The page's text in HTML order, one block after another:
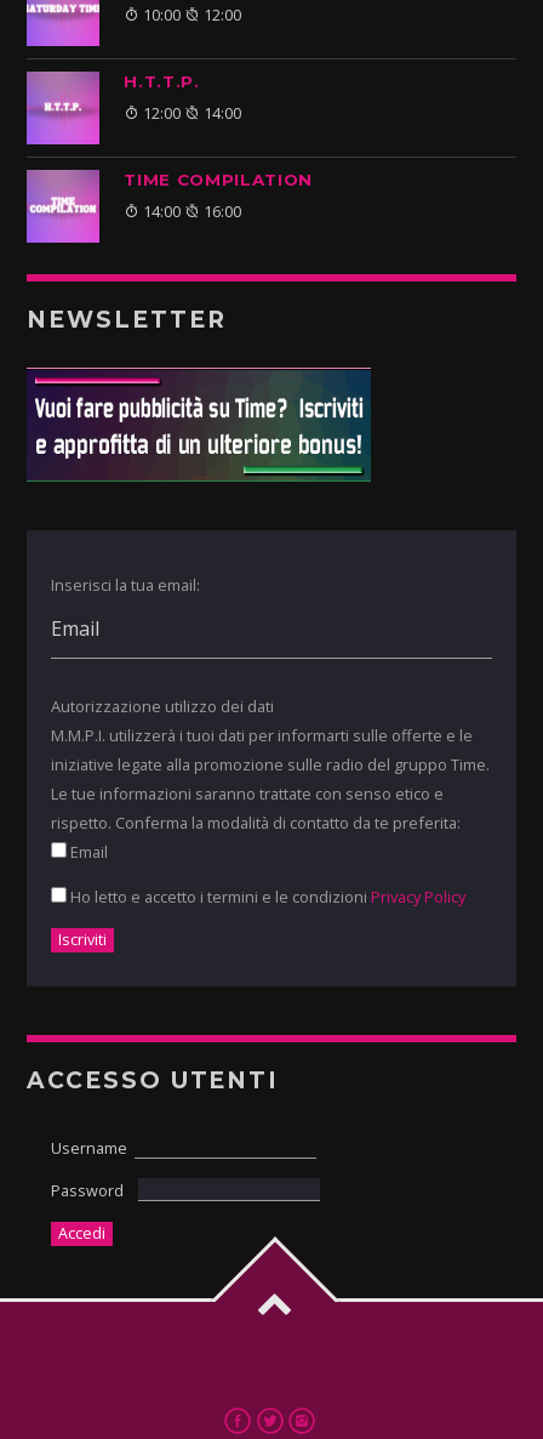
10:00 12:00
H.T.T.P.
12:00 14:00
TIME COMPILATION
14:00 16:00
NEWSLETTER
Inserisci la tua email:
Autorizzazione utilizzo dei dati
M.M.P.I. utilizzerà i tuoi dati per informarti sulle offerte e le
iniziative legate alla promozione sulle radio del gruppo Time.
Le tue informazioni saranno trattate con senso etico e
rispetto. Conferma la modalità di contatto da te preferita:
Email
Ho letto e accetto i termini e le condizioni Privacy Policy
ACCESSO UTENTI
Username
Password